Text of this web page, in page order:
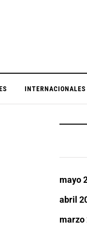
INTERNACIONALES
mayo
abril
marzo